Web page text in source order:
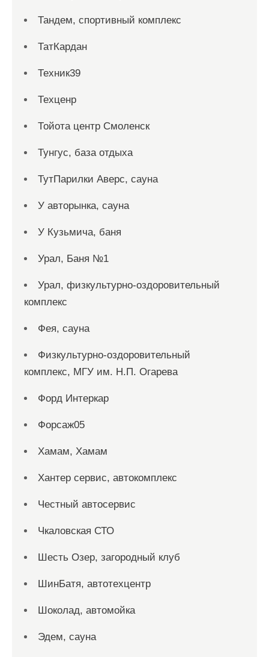
Тандем, спортивный комплекс
ТатКардан
Техник39
Техценр
Тойота центр Смоленск
Тунгус, база отдыха
ТутПарилки Аверс, сауна
У авторынка, сауна
У Кузьмича, баня
Урал, Баня №1
Урал, физкультурно-оздоровительный
комплекс
Фея, сауна
Физкультурно-оздоровительный
комплекс, МГУ им. Н.П. Огарева
Форд Интеркар
Форсаж05
Хамам, Хамам
Хантер сервис, автокомплекс
Честный автосервис
Чкаловская СТО
Шесть Озер, загородный клуб
ШинБатя, автотехцентр
Шоколад, автомойка
Эдем, сауна